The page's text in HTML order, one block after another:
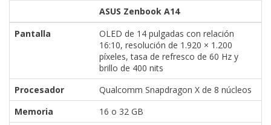
ASUS Zenbook A14
Pantalla
OLED de 14 pulgadas con relación
16:10, resolución de 1.920 × 1.200
píxeles, tasa de refresco de 60 Hz y
brillo de 400 nits
Procesador
Qualcomm Snapdragon X de 8 núcleos
Memoria
16 o 32 GB